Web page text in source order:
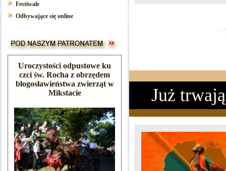
Festiwale
Odbywające się online
Uroczystości odpustowe ku
czci św. Rocha z obrzędem
błogosławieństwa zwierząt w
Mikstacie
Już